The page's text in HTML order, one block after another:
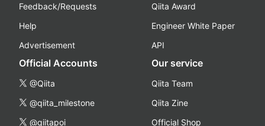
Feedback/Requests
Help
Advertisement
Qiita Award
Engineer White Paper
API
Official Accounts
@Qiita
@qiita_milestone
@qiitapoi
Our service
Qiita Team
Qiita Zine
Official Shop